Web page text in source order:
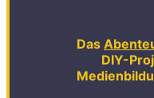
Das
DIY-